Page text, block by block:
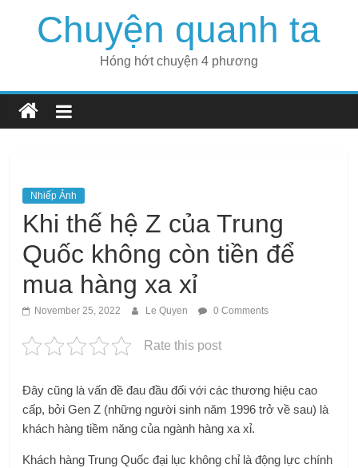
Chuyện quanh ta
Hóng hớt chuyện 4 phương
Nhiếp Ảnh
Khi thế hệ Z của Trung
Quốc không còn tiền để
mua hàng xa xỉ
November 25, 2022 Le Quyen 0 Comments
Rate this post
Đây cũng là vấn đề đau đầu đối với các thương hiệu cao
cấp, bởi Gen Z (những người sinh năm 1996 trở về sau) là
khách hàng tiềm năng của ngành hàng xa xỉ.
Khách hàng Trung Quốc đại lục không chỉ là động lực chính